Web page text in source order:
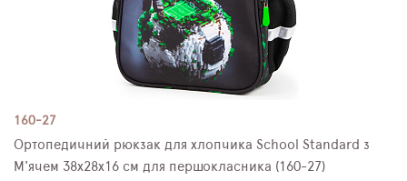
160-27
Ортопедичний рюкзак для хлопчика School Standard з
М'ячем 38х28х16 см для першокласника (160-27)